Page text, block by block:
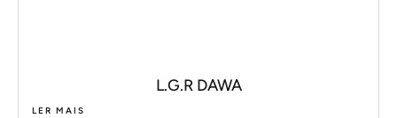
L.G.R DAWA
LER MAIS